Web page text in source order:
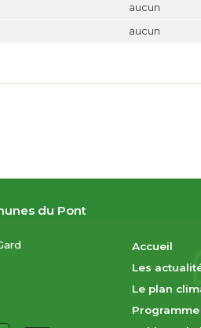
aucun
aucun
du Pont
Accueil
Les
Le plan